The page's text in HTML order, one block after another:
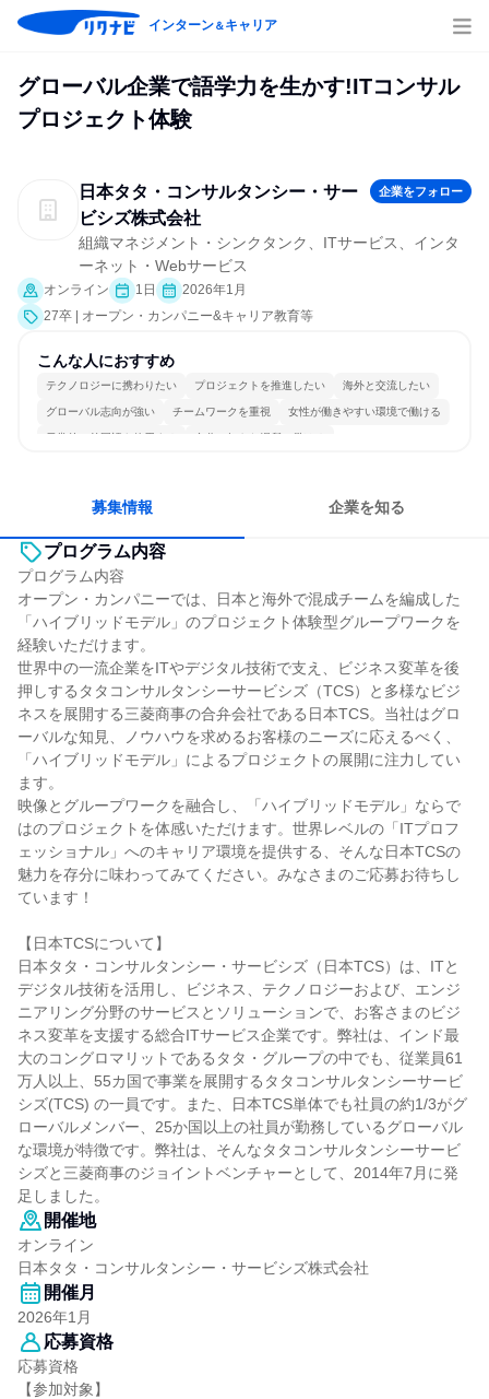
インターン＆キャリア
グローバル企業で語学力を生かす!ITコンサル
プロジェクト体験
日本タタ・コンサルタンシー・サー
ビシズ株式会社
企業をフォロー
組織マネジメント・シンクタンク、ITサービス、インタ
ーネット・Webサービス
オンライン 1日
2026年1月
27卒 | オープン・カンパニー&キャリア教育等
こんな人におすすめ
テクノロジーに携わりたい プロジェクトを推進したい 海外と交流したい
グローバル志向が強い チームワークを重視 女性が働きやすい環境で働ける
日常的に外国語を使用する 自分の好きな場所で働ける
募集情報 企業を知る
プログラム内容
プログラム内容
オープン・カンパニーでは、日本と海外で混成チームを編成した
「ハイブリッドモデル」のプロジェクト体験型グループワークを
経験いただけます。
世界中の一流企業をITやデジタル技術で支え、ビジネス変革を後
押しするタタコンサルタンシーサービシズ（TCS）と多様なビジ
ネスを展開する三菱商事の合弁会社である日本TCS。当社はグロ
ーバルな知見、ノウハウを求めるお客様のニーズに応えるべく、
「ハイブリッドモデル」によるプロジェクトの展開に注力してい
ます。
映像とグループワークを融合し、「ハイブリッドモデル」ならで
はのプロジェクトを体感いただけます。世界レベルの「ITプロフ
ェッショナル」へのキャリア環境を提供する、そんな日本TCSの
魅力を存分に味わってみてください。みなさまのご応募お待ちし
ています！
【日本TCSについて】
日本タタ・コンサルタンシー・サービシズ（日本TCS）は、ITと
デジタル技術を活用し、ビジネス、テクノロジーおよび、エンジ
ニアリング分野のサービスとソリューションで、お客さまのビジ
ネス変革を支援する総合ITサービス企業です。弊社は、インド最
大のコングロマリットであるタタ・グループの中でも、従業員61
万人以上、55カ国で事業を展開するタタコンサルタンシーサービ
シズ(TCS) の一員です。また、日本TCS単体でも社員の約1/3がグ
ローバルメンバー、25か国以上の社員が勤務しているグローバル
な環境が特徴です。弊社は、そんなタタコンサルタンシーサービ
シズと三菱商事のジョイントベンチャーとして、2014年7月に発
足しました。
開催地
オンライン
日本タタ・コンサルタンシー・サービシズ株式会社
開催月
2026年1月
応募資格
応募資格
【参加対象】